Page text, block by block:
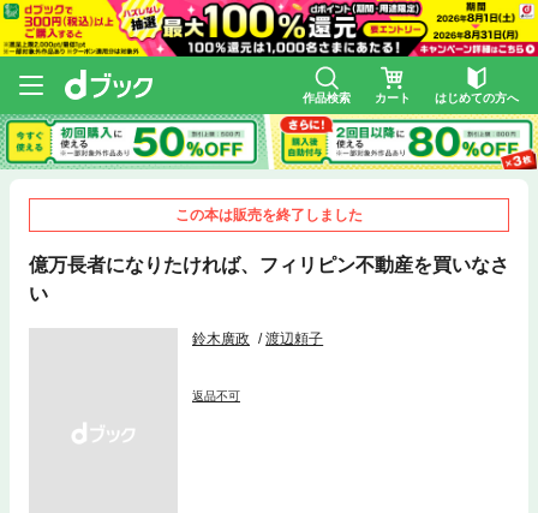
作品検索 カート はじめての方へ
この本は販売を終了しました
億万長者になりたければ、フィリピン不動産を買いなさ
い
鈴木廣政 渡辺頼子
返品不可